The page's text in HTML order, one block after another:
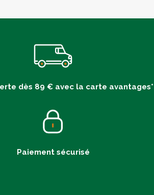
dès 89 € avec la carte avantages*
Paiement sécurisé